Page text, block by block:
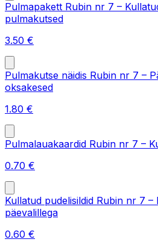
Pulmapakett Rubin nr 7 –
pulmakutsed
3.50 €
Pulmakutse näidis Rubin nr 7 –
oksakesed
1.80 €
Pulmalauakaardid Rubin nr 7 –
0.70 €
Kullatud pudelisildid Rubin nr 7 –
päevalillega
0.60 €